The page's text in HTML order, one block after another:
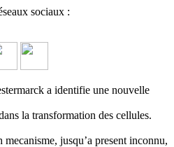
sociaux :
a identifie une nouvelle
la transformation des cellules.
jusqu’a present inconnu,